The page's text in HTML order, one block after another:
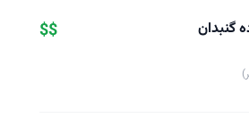
گنبدان $$